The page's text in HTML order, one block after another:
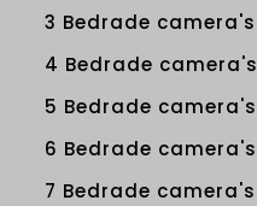
3 Bedrade camera's
4 Bedrade camera's
5 Bedrade camera's
6 Bedrade camera's
7 Bedrade camera's